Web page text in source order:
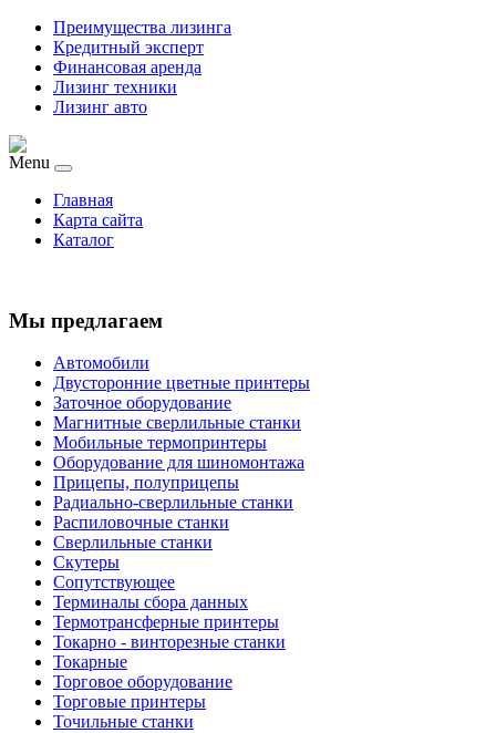
Преимущества лизинга
Кредитный эксперт
Финансовая аренда
Лизинг техники
Лизинг авто
Menu
Главная
Карта сайта
Каталог
Мы предлагаем
Автомобили
Двусторонние цветные принтеры
Заточное оборудование
Магнитные сверлильные станки
Мобильные термопринтеры
Оборудование для шиномонтажа
Прицепы, полуприцепы
Радиально-сверлильные станки
Распиловочные станки
Сверлильные станки
Скутеры
Сопутствующее
Терминалы сбора данных
Термотрансферные принтеры
Токарно - винторезные станки
Токарные
Торговое оборудование
Торговые принтеры
Точильные станки